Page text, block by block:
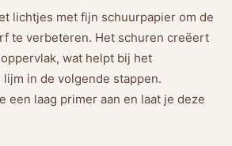
lichtjes met fijn schuurpapier om de
te verbeteren. Het schuren creëert
wat helpt bij het
in de volgende stappen.
een laag primer aan en laat je deze